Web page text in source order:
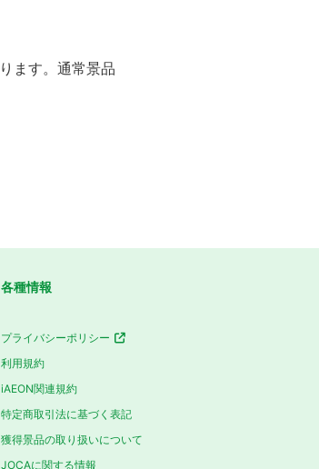
ます。通常景品
各種情報
プライバシーポリシー
利用規約
iAEON関連規約
特定商取引法に基づく表記
獲得景品の取り扱いについて
JOCAに関する情報